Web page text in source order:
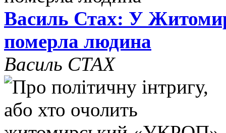
Василь Стах: У
померла людина
Василь СТАХ